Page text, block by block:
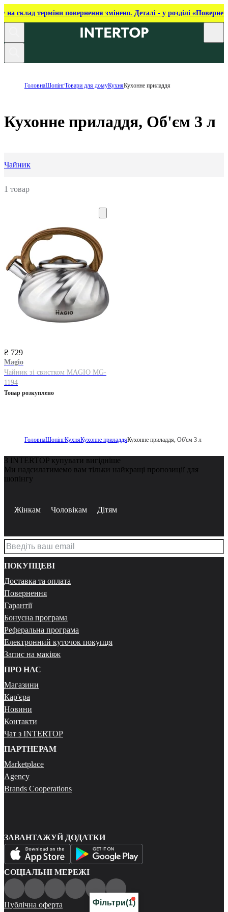
на склад терміни повернення змінено. Деталі - у розділі
ГоловнаШопінгТовари для домуКухняКухонне приладдя
Кухонне приладдя, Об'єм 3 л
Чайник
1 товар
₴ 729
Magio
Чайник зі свистком MAGIO MG-
1194
Товар розкуплено
ГоловнаШопінгКухняКухонне приладдяКухонне приладдя, Об'єм 3 л
Фільтри(1)
З INTERTOP купувати вигідніше
Ми надсилатимемо вам тільки найкращі пропозиції для
шопінгу
Жінкам Чоловікам Дітям
ПОКУПЦЕВІ
Доставка та оплата
Повернення
Гарантії
Бонусна програма
Реферальна програма
Електронний куточок покупця
Запис на макіяж
ПРО НАС
Магазини
Кар'єра
Новини
Контакти
Чат з INTERTOP
ПАРТНЕРАМ
Marketplace
Agency
Brands Cooperations
ЗАВАНТАЖУЙ ДОДАТКИ
СОЦІАЛЬНІ МЕРЕЖІ
Публічна оферта